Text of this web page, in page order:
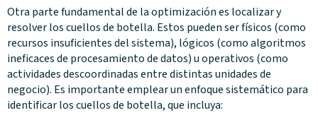
Otra parte fundamental de la optimización es localizar y
resolver los cuellos de botella. Estos pueden ser físicos (como
recursos insuficientes del sistema), lógicos (como algoritmos
ineficaces de procesamiento de datos) u operativos (como
actividades descoordinadas entre distintas unidades de
negocio). Es importante emplear un enfoque sistemático para
identificar los cuellos de botella, que incluya: